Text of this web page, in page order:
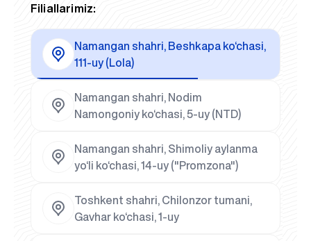
Filiallarimiz:
Namangan shahri, Beshkapa ko‘chasi,
111-uy (Lola)
Namangan shahri, Nodim
Namongoniy ko‘chasi, 5-uy (NTD)
Namangan shahri, Shimoliy aylanma
yo‘li ko‘chasi, 14-uy ("Promzona")
Toshkent shahri, Chilonzor tumani,
Gavhar ko‘chasi, 1-uy